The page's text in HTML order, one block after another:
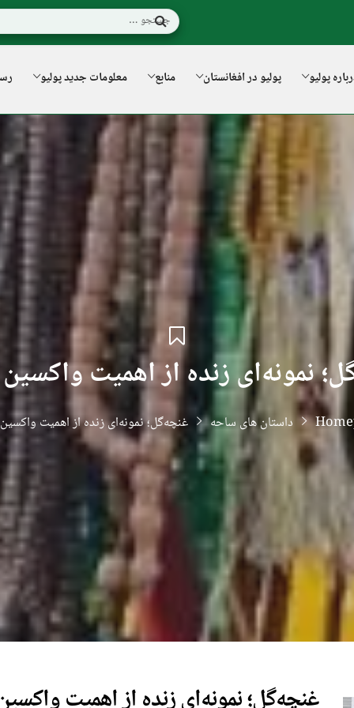
پولیو پولیو در افغانستان منابع معلومات جدید پولیو
نمونه‌ای زنده از اهمیت
داستان های ساحه غنچه‌گل؛ نمونه‌ای زنده از اهمیت